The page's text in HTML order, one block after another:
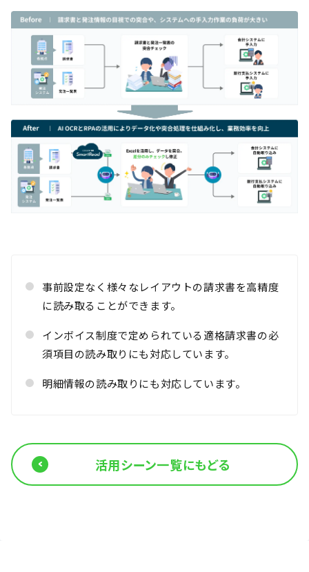
事前設定なく様々なレイアウトの請求書を高精度
に読み取ることができます。
インボイス制度で定められている適格請求書の必
須項目の読み取りにも対応しています。
明細情報の読み取りにも対応しています。
活用シーン一覧にもどる